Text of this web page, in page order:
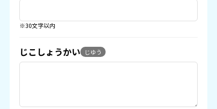
※30文字以内
じこしょうかい じゆう